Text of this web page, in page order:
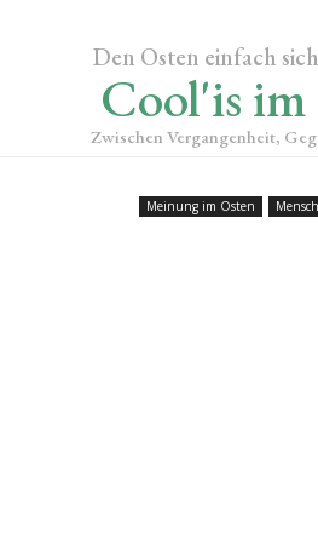
Den Osten einfach
Cool'is
Zwischen Vergangenheit,
Meinung im Osten